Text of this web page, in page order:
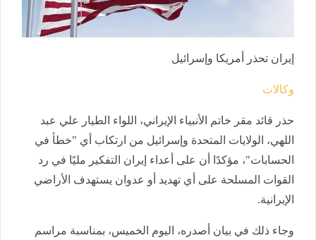
إيران تحذر أمريكا وإسرائيل
وكالات
حذر قائد مقر خاتم الأنبياء الإيراني، اللواء الطيار علي عبد
اللهي، الولايات المتحدة وإسرائيل من ارتكاب أي "خطأ في
الحسابات"، مؤكدًا أن على أعداء إيران التفكير مليًا في رد
القوات المسلحة على أي تهديد أو عدوان يستهدف الأراضي
الإيرانية.
وجاء ذلك في بيان أصدره، اليوم الخميس، بمناسبة مراسم